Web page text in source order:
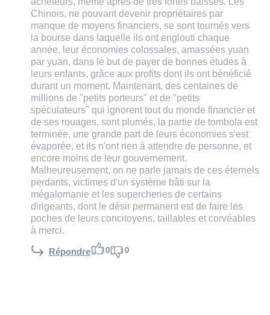
Chinois, ne pouvant devenir propriétaires par
manque de moyens financiers, se sont tournés vers
la bourse dans laquelle ils ont englouti chaque
année, leur économies colossales, amassées yuan
par yuan, dans le but de payer de bonnes études à
leurs enfants, grâce aux profits dont ils ont bénéficié
durant un moment. Maintenant, des centaines de
millions de "petits porteurs" et de "petits
spéculateurs" qui ignorent tout du monde financier et
de ses rouages, sont plumés, la partie de tombola est
terminée, une grande part de leurs économies s'est
évaporée, et ils n'ont rien à attendre de personne, et
encore moins de leur gouvernement.
Malheureusement, on ne parle jamais de ces éternels
perdants, victimes d'un système bâti sur la
mégalomanie et les supercheries de certains
dirigeants, dont le désir permanent est de faire les
poches de leurs concitoyens, taillables et corvéables
à merci.
Répondre 0 0